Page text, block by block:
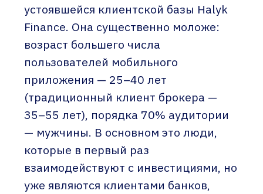
устоявшейся клиентской базы Halyk
Finance. Она существенно моложе:
возраст большего числа
пользователей мобильного
приложения — 25–40 лет
(традиционный клиент брокера —
35–55 лет), порядка 70% аудитории
— мужчины. В основном это люди,
которые в первый раз
взаимодействуют с инвестициями, но
уже являются клиентами банков,